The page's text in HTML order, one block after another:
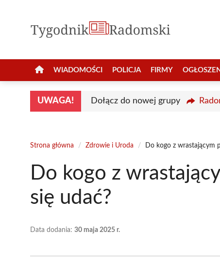
WIADOMOŚCI POLICJA FIRMY
UWAGA! Dołącz do nowej grupy
Strona główna / Zdrowie i Uroda / Do kogo z wrastającym
Do kogo z
się udać?
Data dodania: 30 maja 2025 r.